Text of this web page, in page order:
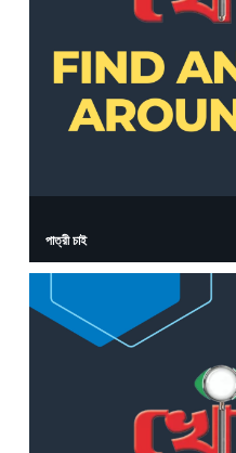
পাত্রী চাই